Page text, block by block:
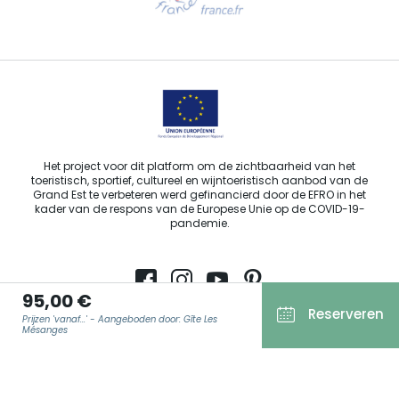
95,00 €
Prijzen 'vanaf...' - Aangeboden door: Gîte Les
Mésanges
Reserveren
Stuur ons een e-mail
Het project voor dit platform om de zichtbaarheid van het
toeristisch, sportief, cultureel en wijntoeristisch aanbod van de
Grand Est te verbeteren werd gefinancierd door de EFRO in het
kader van de respons van de Europese Unie op de COVID-19-
pandemie.
Agence Régionale du Tourisme Grand Est ©2026 - Alle rechten